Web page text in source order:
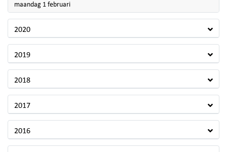
maandag 1 februari2021
2020
2019
2018
2017
2016